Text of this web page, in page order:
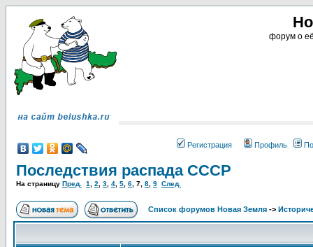
форум о
Регистрация Профиль
Последствия распада СССР
На страницу Пред. 1 2 3 4 5 6 7 8 9 След.
Список форумов Новая Земля ->